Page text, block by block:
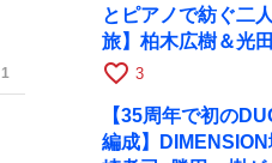
1
とピアノで紡ぐ二人
旅】柏木広樹＆光
一が11月12日に京都
favorite_border 3
【35周年で初の
編成】DIMENSION